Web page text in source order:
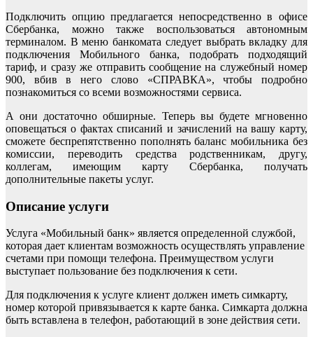
Подключить опцию предлагается непосредственно в офисе
Сбербанка, можно также воспользоваться автономным
терминалом. В меню банкомата следует выбрать вкладку для
подключения Мобильного банка, подобрать подходящий
тариф, и сразу же отправить сообщение на служебный номер
900, вбив в него слово «СПРАВКА», чтобы подробно
познакомиться со всеми возможностями сервиса.
А они достаточно обширные. Теперь вы будете мгновенно
оповещаться о фактах списаний и зачислений на вашу карту,
сможете беспрепятственно пополнять баланс мобильника без
комиссии, переводить средства родственникам, другу,
коллегам, имеющим карту Сбербанка, получать
дополнительные пакеты услуг.
Описание услуги
Услуга «Мобильный банк» является определенной службой,
которая дает клиентам возможность осуществлять управление
счетами при помощи телефона. Преимуществом услуги
выступает пользование без подключения к сети.
Для подключения к услуге клиент должен иметь симкарту,
номер которой привязывается к карте банка. Симкарта должна
быть вставлена в телефон, работающий в зоне действия сети.